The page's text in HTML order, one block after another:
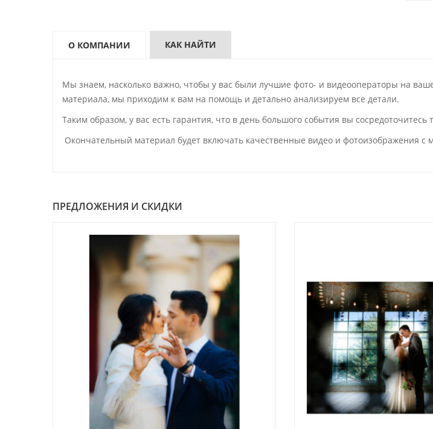
О КОМПАНИИ КАК НАЙТИ
Мы знаем, насколько важно, чтобы у вас были лучшие фото- и видеооператоры на
материала, мы приходим к вам на помощь и детально анализируем все детали.
Таким образом, у вас есть гарантия, что в день большого события вы
Окончательный материал будет включать качественные видео и фотоизображения
ПРЕДЛОЖЕНИЯ И СКИДКИ